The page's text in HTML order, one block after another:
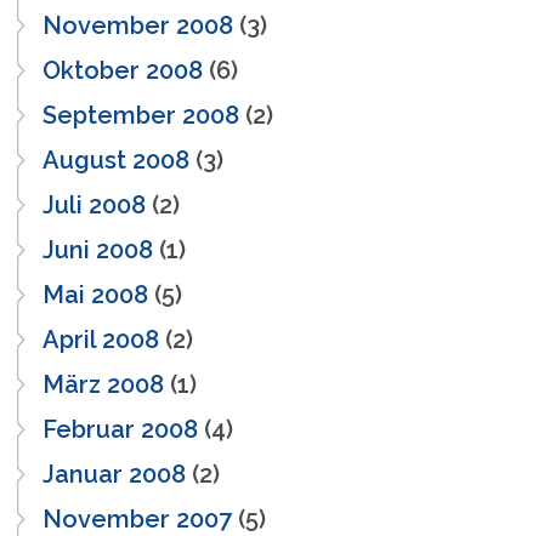
November 2008 (3)
Oktober 2008 (6)
September 2008 (2)
August 2008 (3)
Juli 2008 (2)
Juni 2008 (1)
Mai 2008 (5)
April 2008 (2)
März 2008 (1)
Februar 2008 (4)
Januar 2008 (2)
November 2007(5)